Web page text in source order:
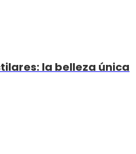
la belleza única